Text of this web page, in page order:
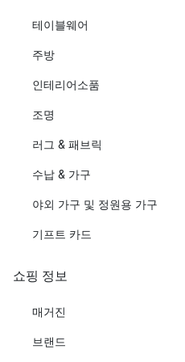
테이블웨어
주방
인테리어소품
조명
러그 & 패브릭
수납 & 가구
야외 가구 및 정원용 가구
기프트 카드
쇼핑 정보
매거진
브랜드